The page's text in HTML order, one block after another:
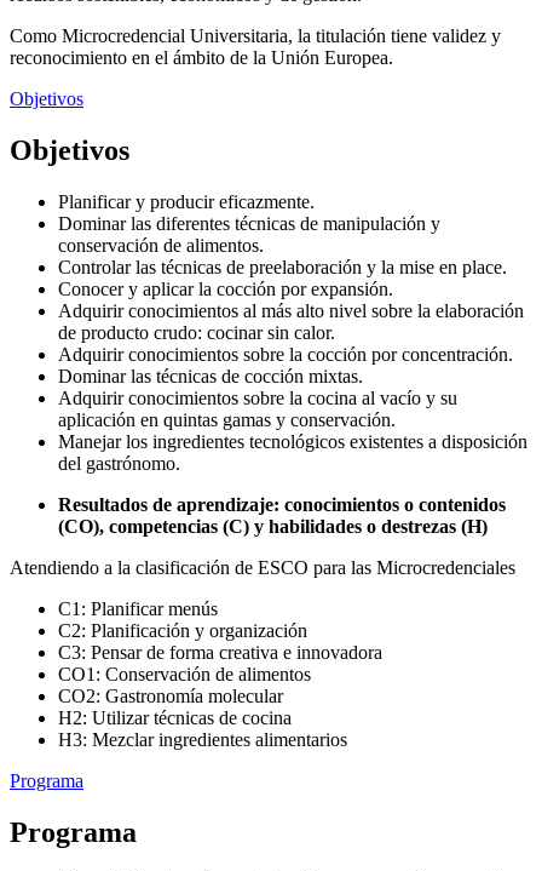
Como Microcredencial Universitaria, la titulación tiene validez y
reconocimiento en el ámbito de la Unión Europea.
Objetivos
Objetivos
Planificar y producir eficazmente.
Dominar las diferentes técnicas de manipulación y
conservación de alimentos.
Controlar las técnicas de preelaboración y la mise en place.
Conocer y aplicar la cocción por expansión.
Adquirir conocimientos al más alto nivel sobre la elaboración
de producto crudo: cocinar sin calor.
Adquirir conocimientos sobre la cocción por concentración.
Dominar las técnicas de cocción mixtas.
Adquirir conocimientos sobre la cocina al vacío y su
aplicación en quintas gamas y conservación.
Manejar los ingredientes tecnológicos existentes a disposición
del gastrónomo.
Resultados de aprendizaje: conocimientos o contenidos
(CO), competencias (C) y habilidades o destrezas (H)
Atendiendo a la clasificación de ESCO para las Microcredenciales
C1: Planificar menús
C2: Planificación y organización
C3: Pensar de forma creativa e innovadora
CO1: Conservación de alimentos
CO2: Gastronomía molecular
H2: Utilizar técnicas de cocina
H3: Mezclar ingredientes alimentarios
Programa
Programa